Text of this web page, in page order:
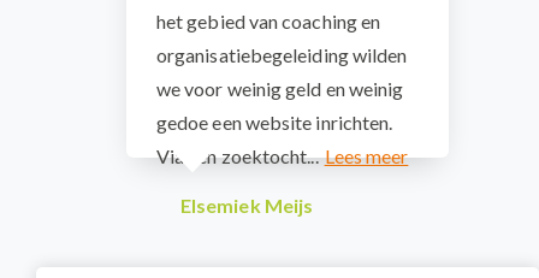
het gebied van coaching en
organisatiebegeleiding wilden
we voor weinig geld en weinig
gedoe een website inrichten.
Via een zoektocht...
Elsemiek Meijs